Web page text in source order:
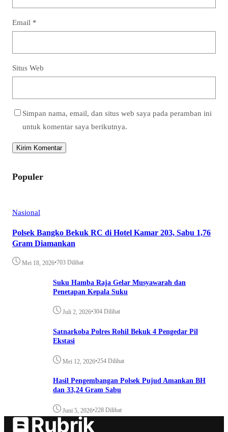
Email *
Situs Web
Simpan nama, email, dan situs web saya pada peramban ini
untuk komentar saya berikutnya.
Populer
Nasional
Polsek Bangko Bekuk RC di Hotel Kamar 203, Sabu 1,76
Gram Diamankan
Mei 18, 2026•703 Dilihat
Suku Hamba Raja Gelar Musyawarah dan
Penetapan Kepala Suku
Juli 2, 2026•304 Dilihat
Satnarkoba Polres Rohil Bekuk 4 Pengedar Pil
Ekstasi
Mei 12, 2026•254 Dilihat
Hasil Pengembangan Polsek Pujud Amankan BH
dan 33,24 Gram Sabu
Juni 5, 2026•228 Dilihat